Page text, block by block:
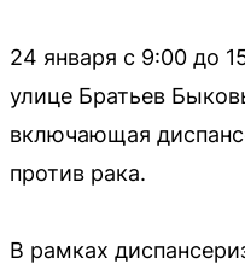
24 января с 9:00 до
улице Братьев
включающая
против рака.
В рамках